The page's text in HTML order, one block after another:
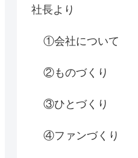
社長より
①会社について
②ものづくり
③ひとづくり
④ファンづくり